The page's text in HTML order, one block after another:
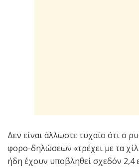
Δεν είναι άλλωστε τυχαίο ότι ο
φορο-δηλώσεων «τρέχει με τα
ήδη έχουν υποβληθεί σχεδόν 2,4